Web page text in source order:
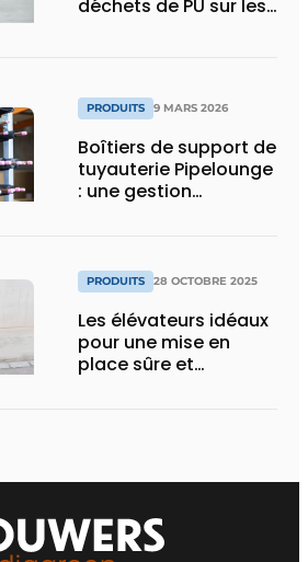
déchets de PU sur les
PRODUITS 9 MARS 2026
Boîtiers de support de
tuyauterie Pipelounge
: une gestion
rapide et plus soignée
PRODUITS 28 OCTOBRE 2025
Les élévateurs idéaux
pour une mise en
place sûre et